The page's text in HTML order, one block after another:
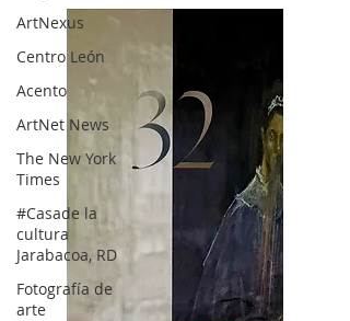
ArtNexus
Centro León
Acento
ArtNet News
The New York
Times
#Casade la
cultura
Jarabacoa, RD
Fotografía de
arte